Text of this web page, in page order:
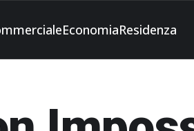
EconomiaResidenza